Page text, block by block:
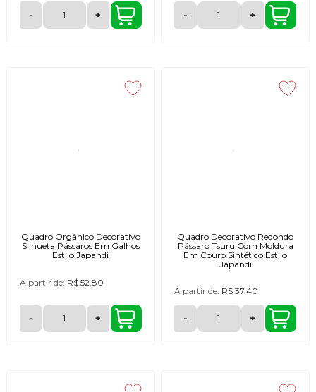
- + - +
Quadro Orgânico Decorativo
Silhueta Pássaros Em Galhos
Estilo Japandi
A partir de: R$ 52,80
- +
Quadro Decorativo Redondo
Pássaro Tsuru Com Moldura
Em Couro Sintético Estilo
Japandi
A partir de: R$ 37,40
- +